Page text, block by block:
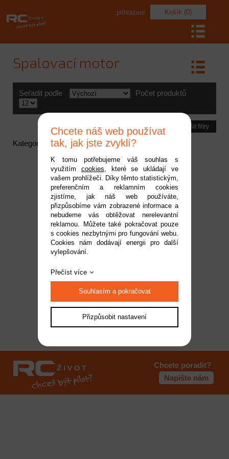
Košík (0)
přihlášení
Spalovací motor
Seřadit podle Počet produktů
Zrušit filtry
Kategorie neobsahuje žádné aktivní položky
Chcete poradit?
Napište nám
Chcete náš web používat
tak, jak jste zvyklí?
K tomu potřebujeme váš souhlas s
využitím cookies, které se ukládají ve
vašem prohlížeči. Díky těmto statistickým,
preferenčním a reklamním cookies
zjistíme, jak náš web používáte,
přizpůsobíme vám zobrazené informace a
nebudeme vás obtěžovat nerelevantní
reklamou. Můžete také pokračovat pouze
s cookies nezbytnými pro fungování webu.
Cookies nám dodávají energii pro další
vylepšování.
Přečíst více
Souhlasím a pokračovat
Přizpůsobit nastavení